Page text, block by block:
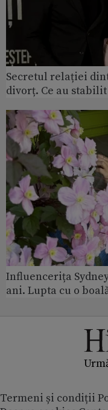
Secretul relației
divorț. Ce au
Influencerița
ani. Lupta cu o
Termeni și condiții